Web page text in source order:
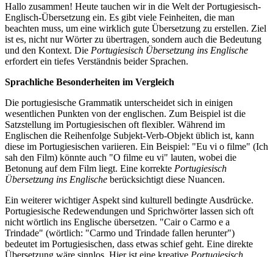
Hallo zusammen! Heute tauchen wir in die Welt der Portugiesisch-
Englisch-Übersetzung ein. Es gibt viele Feinheiten, die man
beachten muss, um eine wirklich gute Übersetzung zu erstellen. Ziel
ist es, nicht nur Wörter zu übertragen, sondern auch die Bedeutung
und den Kontext. Die Portugiesisch Übersetzung ins Englische
erfordert ein tiefes Verständnis beider Sprachen.
Sprachliche Besonderheiten im Vergleich
Die portugiesische Grammatik unterscheidet sich in einigen
wesentlichen Punkten von der englischen. Zum Beispiel ist die
Satzstellung im Portugiesischen oft flexibler. Während im
Englischen die Reihenfolge Subjekt-Verb-Objekt üblich ist, kann
diese im Portugiesischen variieren. Ein Beispiel: "Eu vi o filme" (Ich
sah den Film) könnte auch "O filme eu vi" lauten, wobei die
Betonung auf dem Film liegt. Eine korrekte Portugiesisch
Übersetzung ins Englische berücksichtigt diese Nuancen.
Ein weiterer wichtiger Aspekt sind kulturell bedingte Ausdrücke.
Portugiesische Redewendungen und Sprichwörter lassen sich oft
nicht wörtlich ins Englische übersetzen. "Cair o Carmo e a
Trindade" (wörtlich: "Carmo und Trindade fallen herunter")
bedeutet im Portugiesischen, dass etwas schief geht. Eine direkte
Übersetzung wäre sinnlos. Hier ist eine kreative Portugiesisch